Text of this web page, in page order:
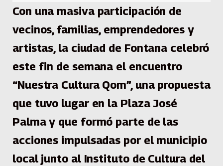
Con una masiva participación de
vecinos, familias, emprendedores y
artistas, la ciudad de Fontana celebró
este fin de semana el encuentro
“Nuestra Cultura Qom”, una propuesta
que tuvo lugar en la Plaza José
Palma y que formó parte de las
acciones impulsadas por el municipio
local junto al Instituto de Cultura del